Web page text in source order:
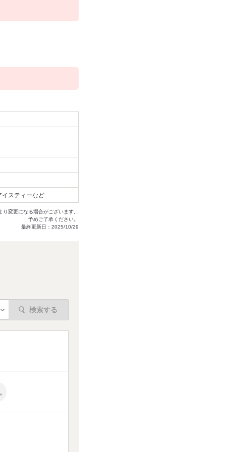
イスティーなど
変更になる場合がございます。
予めご了承ください。
最終更新日：2025/10/29
検索する